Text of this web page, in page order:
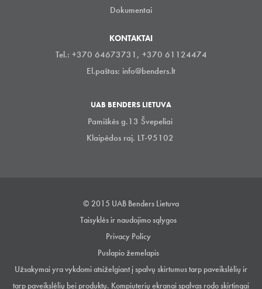
Dokumentai
KONTAKTAI
Tel.: +370 64673731, +370 61124474
El.paštas: info@benders.lt
UAB BENDERS LIETUVA
Pamiškės g.13 Švepeliai
Klaipėdos raj. LT-95102
© 2015 UAB Benders Lietuva
Taisyklės ir naudojimo sąlygos
Privacy Policy
Puslapio žemelapis
Užsakymai yra vykdomi atsiželgiant į spalvų skirtumus tarp paveikslėlių ir
tarp paveikslėlių bei produktų. Kompiuterių ekranai spalvas rodo skirtingai